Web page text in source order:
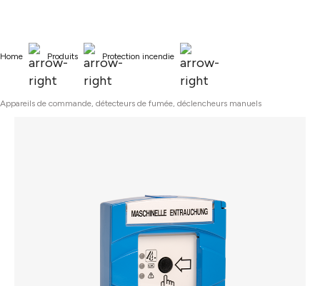
Home Produits Protection incendie
Appareils de commande, détecteurs de fumée, déclencheurs manuels